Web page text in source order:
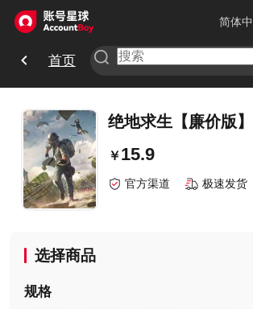
简体
首页
绝地求生【廉价版
￥15.9
官方渠道 极速发货
选择商品
规格